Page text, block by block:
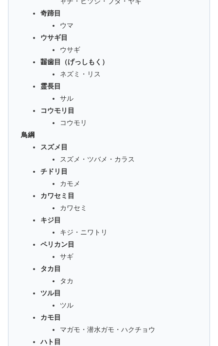
奇蹄目
ウマ
ウサギ目
ウサギ
齧歯目（げっしもく）
ネズミ・リス
霊長目
サル
コウモリ目
コウモリ
鳥綱
スズメ目
スズメ・ツバメ・カラス
チドリ目
カモメ
カワセミ目
カワセミ
キジ目
キジ・ニワトリ
ペリカン目
サギ
タカ目
タカ
ツル目
ツル
カモ目
マガモ・潜水ガモ・ハクチョウ
ハト目